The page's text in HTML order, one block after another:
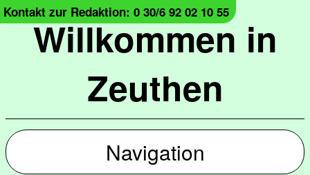
Willkommen in
Zeuthen
Kontakt zur Redaktion: 0 30/6 92 02 10 55
Navigation